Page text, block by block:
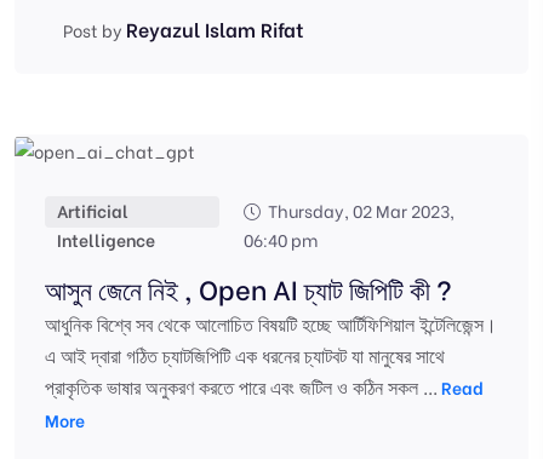
Post by Reyazul Islam Rifat
Artificial
Intelligence
Thursday, 02 Mar 2023,
06:40 pm
আসুন জেনে নিই , Open AI চ্যাট জিপিটি কী ?
আধুনিক বিশ্বে সব থেকে আলোচিত বিষয়টি হচ্ছে আর্টিফিশিয়াল ইন্টেলিজেন্স।
এ আই দ্বারা গঠিত চ্যাটজিপিটি এক ধরনের চ্যাটবট যা মানুষের সাথে
প্রাকৃতিক ভাষার অনুকরণ করতে পারে এবং জটিল ও কঠিন সকল ...Read
More